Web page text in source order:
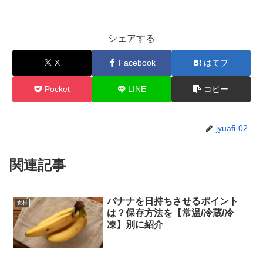
シェアする
X Facebook はてブ
Pocket LINE コピー
jyuafi-02
関連記事
食材
バナナを日持ちさせるポイント
は？保存方法を【常温/冷蔵/冷
凍】別に紹介